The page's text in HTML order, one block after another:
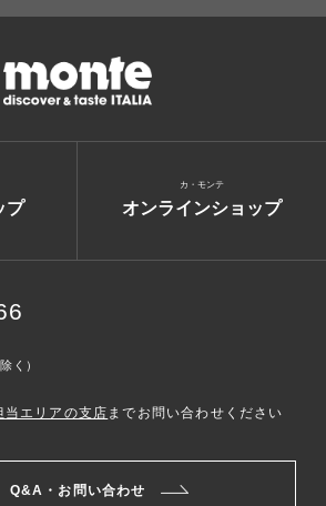
プ オンラインショップ
カ・モンテ
く）
当エリアの支店 までお問い合わせください
Q&A・お問い合わせ